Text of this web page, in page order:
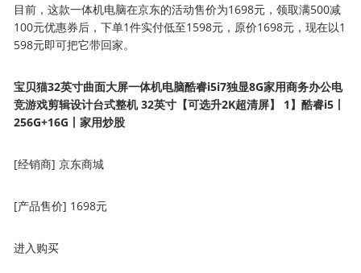
目前，这款一体机电脑在京东的活动售价为1698元，领取满500减
100元优惠券后，下单1件实付低至1598元，原价1698元，现在以1
598元即可把它带回家。
宝贝猫32英寸曲面大屏一体机电脑酷睿i5i7独显8G家用商务办公电
竞游戏剪辑设计台式整机 32英寸【可选升2K超清屏】 1】酷睿i5丨
256G+16G丨家用炒股
[经销商] 京东商城
[产品售价] 1698元
进入购买